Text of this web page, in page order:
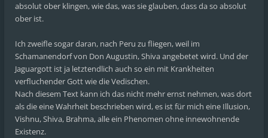
absolut ober klingen, wie das, was sie glauben, dass da so absolut
ober ist.
Ich zweifle sogar daran, nach Peru zu fliegen, weil im
Schamanendorf von Don Augustin, Shiva angebetet wird. Und der
Jaguargott ist ja letztendlich auch so ein mit Krankheiten
verfluchender Gott wie die Vedischen.
Nach diesem Text kann ich das nicht mehr ernst nehmen, was dort
als die eine Wahrheit beschrieben wird, es ist für mich eine Illusion,
Vishnu, Shiva, Brahma, alle ein Phenomen ohne innewohnende
Existenz.